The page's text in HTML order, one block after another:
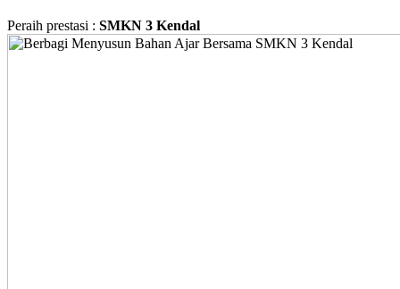
Peraih prestasi : SMKN 3 Kendal